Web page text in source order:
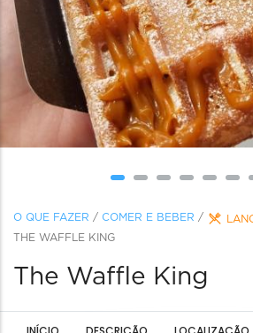
O QUE FAZER / COMER E BEBER /
THE WAFFLE KING
The Waffle King